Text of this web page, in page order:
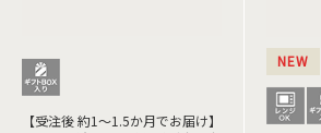
【受注後 約1～1.5か月でお届け】
NEW